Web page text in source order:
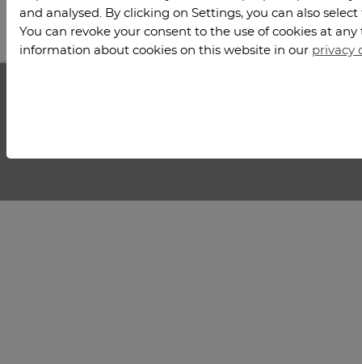
zusammen. In Anwesenheit der
niedersächsischen Wissenschaftsministerin
Professor Johanna Wanka wurde das
Previous 1 2 3 4 5 6 7 8
and analysed. By clicking on Settings, you can also
You can revoke your consent to the use of cookies at
information about cookies on this website in our privacy